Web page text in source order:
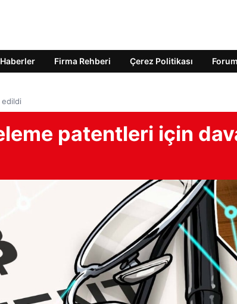
Firma Rehberi Çerez Politikası Forum
patentleri için